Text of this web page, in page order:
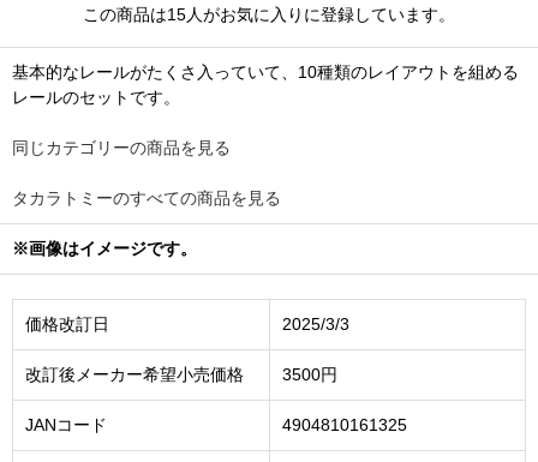
この商品は15人がお気に入りに登録しています。
基本的なレールがたくさ入っていて、10種類のレイアウトを組める
レールのセットです。
同じカテゴリーの商品を見る
タカラトミーのすべての商品を見る
※画像はイメージです。
価格改訂日 2025/3/3
改訂後メーカー希望小売価格 3500円
JANコード 4904810161325